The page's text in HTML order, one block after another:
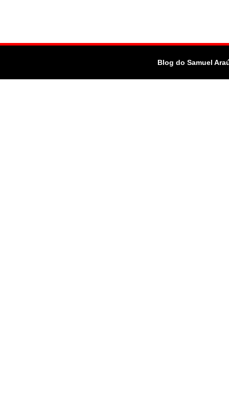
Blog do Samuel